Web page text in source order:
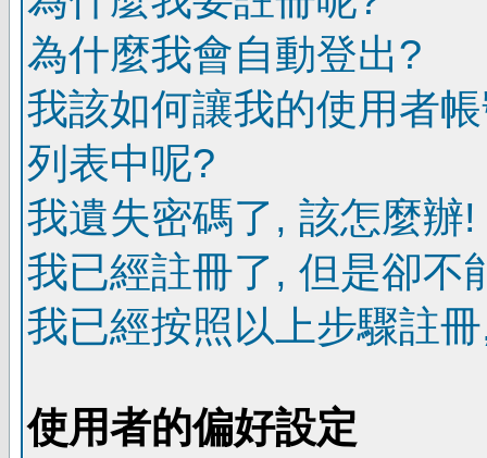
為什麼我會自動登出?
我該如何讓我的使用者
列表中呢?
我遺失密碼了, 該怎麼辦!
我已經註冊了, 但是卻不
我已經按照以上步驟註
使用者的偏好設定